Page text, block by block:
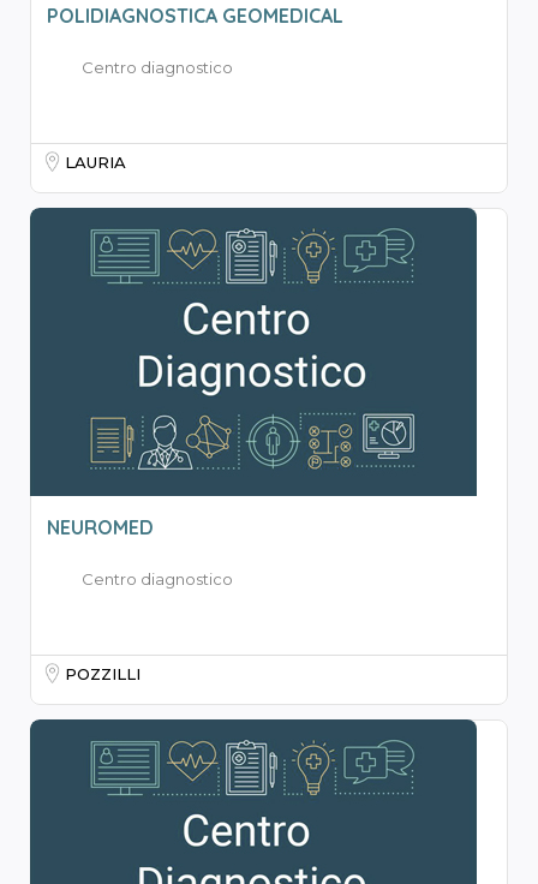
POLIDIAGNOSTICA GEOMEDICAL
Centro diagnostico
LAURIA
NEUROMED
Centro diagnostico
POZZILLI